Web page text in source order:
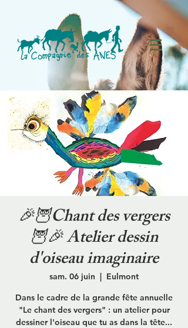
🎉🦉Chant des vergers
🦉🎉 Atelier dessin
d'oiseau imaginaire
sam. 06 juin
  |
Eulmont
Dans le cadre de la grande fête annuelle
"Le chant des vergers" : un atelier pour
dessiner l'oiseau que tu as dans la tête...